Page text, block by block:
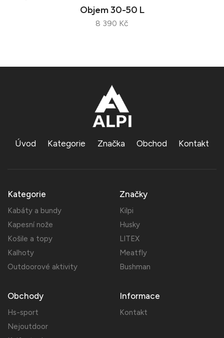
Objem 30-50 L
8 390 Kč
Úvod Kategorie Značka Obchod Kontakt
Kategorie
Kabáty a bundy
Kapesní nože
Košile a topy
Kalhoty
Outdoorové aktivity
Značky
Kilpi
Husky
LITEX
Meatfly
Bushman
Obchody
Hs-sport
Nejoutdoor
Informace
Kontakt